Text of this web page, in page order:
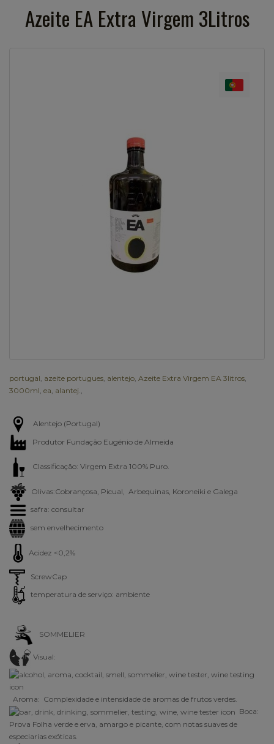
Azeite EA Extra Virgem 3Litros
portugal azeite portugues alentejo Azeite Extra Virgem EA 3litros
3000ml ea alantej.
Alentejo (Portugal)
Produtor Fundação Eugénio de Almeida
Classificação: Virgem Extra 100% Puro.
Olivas:Cobrançosa, Picual, Arbequinas, Koroneiki e Galega
safra: consultar
sem envelhecimento
Acidez <0,2%
ScrewCap
temperatura de serviço: ambiente
SOMMELIER
Visual:
Aroma: Complexidade e intensidade de aromas de frutos verdes
Boca:
Prova Folha verde e erva, amargo e picante, com notas suaves de
especiarias exóticas.